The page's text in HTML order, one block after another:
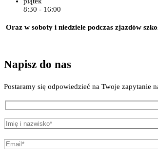
8:30 - 16:00
Oraz w soboty i niedziele podczas zjazdów
Napisz do nas
Postaramy się odpowiedzieć na Twoje zapytanie